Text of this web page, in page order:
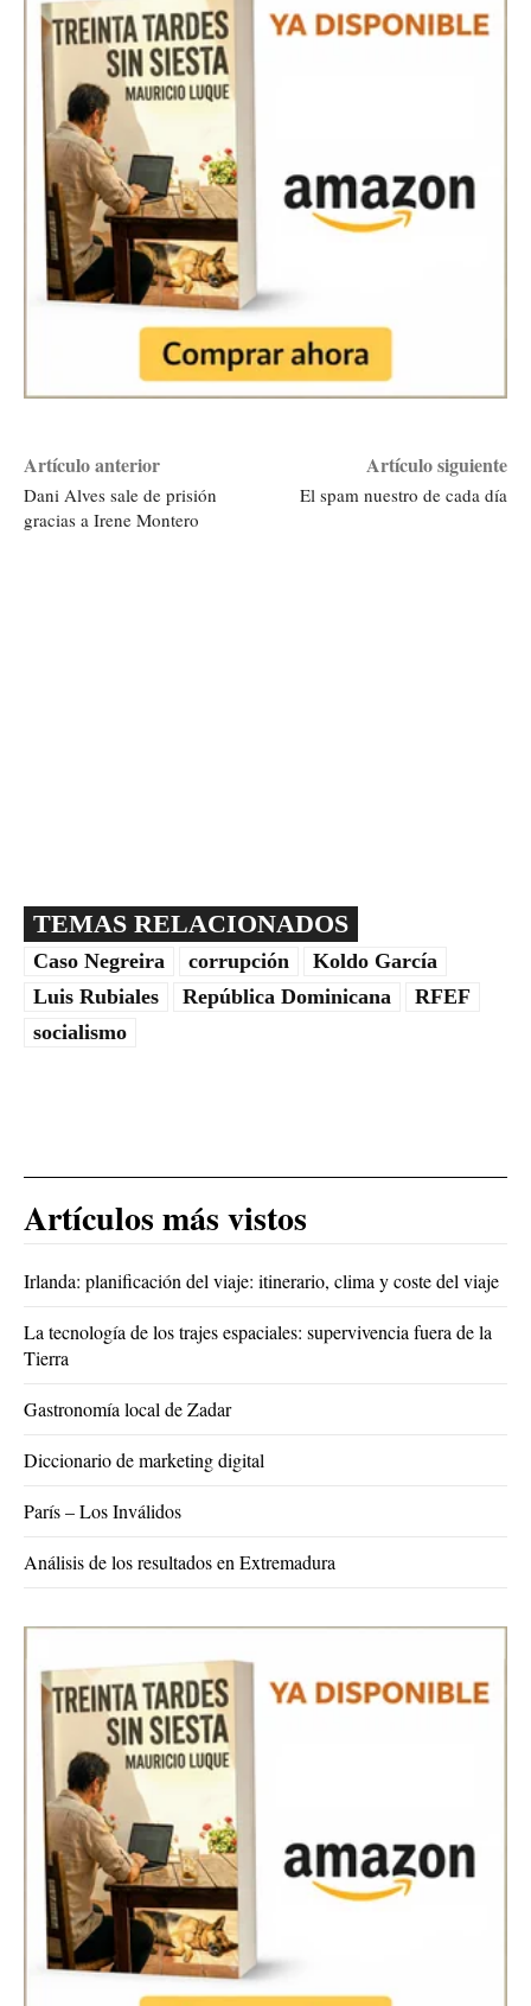
Artículo anterior
Dani Alves sale de prisión
gracias a Irene Montero
Artículo siguiente
El spam nuestro de cada día
TEMAS RELACIONADOS
Caso Negreira corrupción
Koldo García
Luis Rubiales
República Dominicana
RFEF
socialismo
Artículos más vistos
Irlanda: planificación del viaje: itinerario, clima y coste del viaje
La tecnología de los trajes espaciales: supervivencia fuera de la
Tierra
Gastronomía local de Zadar
Diccionario de marketing digital
París – Los Inválidos
Análisis de los resultados en Extremadura